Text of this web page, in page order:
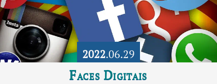
2022.06.29
Faces Digitais